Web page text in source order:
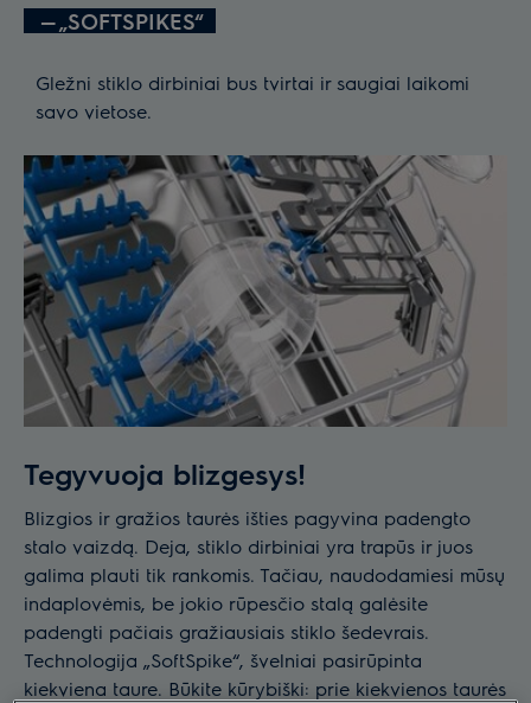
—„SOFTSPIKES“
Gležni stiklo dirbiniai bus tvirtai ir saugiai laikomi
savo vietose.
Tegyvuoja blizgesys!
Blizgios ir gražios taurės išties pagyvina padengto
stalo vaizdą. Deja, stiklo dirbiniai yra trapūs ir juos
galima plauti tik rankomis. Tačiau, naudodamiesi mūsų
indaplovėmis, be jokio rūpesčio stalą galėsite
padengti pačiais gražiausiais stiklo šedevrais.
Technologija „SoftSpike“, švelniai pasirūpinta
kiekviena taure. Būkite kūrybiški: prie kiekvienos taurės